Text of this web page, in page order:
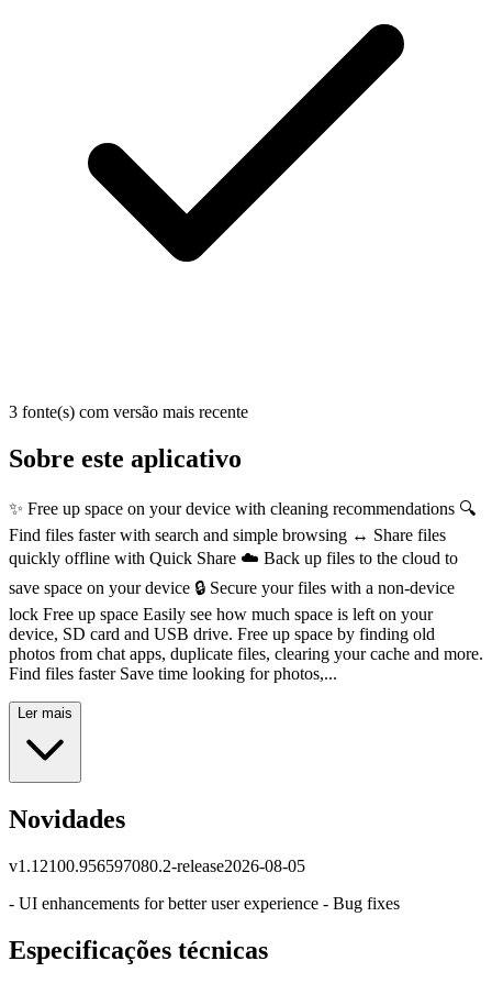
3 fonte(s) com versão mais recente
Sobre este aplicativo
✨ Free up space on your device with cleaning recommendations 🔍
Find files faster with search and simple browsing ↔️ Share files
quickly offline with Quick Share ☁️ Back up files to the cloud to
save space on your device 🔒 Secure your files with a non-device
lock Free up space Easily see how much space is left on your
device, SD card and USB drive. Free up space by finding old
photos from chat apps, duplicate files, clearing your cache and more.
Find files faster Save time looking for photos,...
Ler mais
Novidades
v1.12100.956597080.2-release2026-08-05
- UI enhancements for better user experience - Bug fixes
Especificações técnicas